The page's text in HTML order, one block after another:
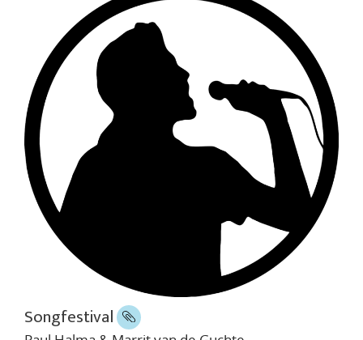
Songfestival